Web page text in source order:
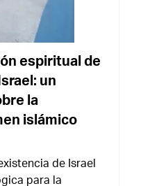
espiritual de
un
la
islámico
de Israel
para la